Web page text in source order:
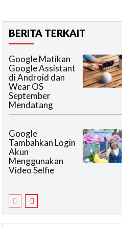
BERITA TERKAIT
Google Matikan
Google Assistant
di Android dan
Wear OS
September
Mendatang
Google
Tambahkan Login
Akun
Menggunakan
Video Selfie